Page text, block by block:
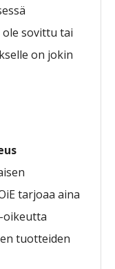
sovittu tai
on jokin
tarjoaa aina
oikeutta
tuotteiden